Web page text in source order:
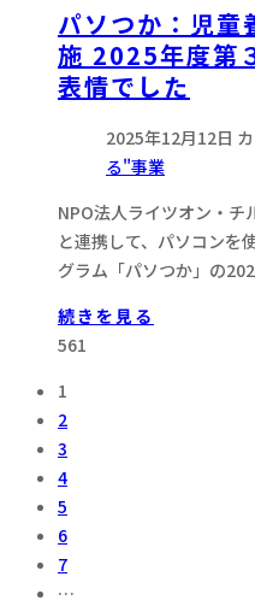
パソつか：児童
施 2025年度第
表情でした
2025年12月12日
る"事業
NPO法人ライツオン・チ
と連携して、パソコンを
グラム「パソつか」の
続きを見る
561
1
2
3
4
5
6
7
…